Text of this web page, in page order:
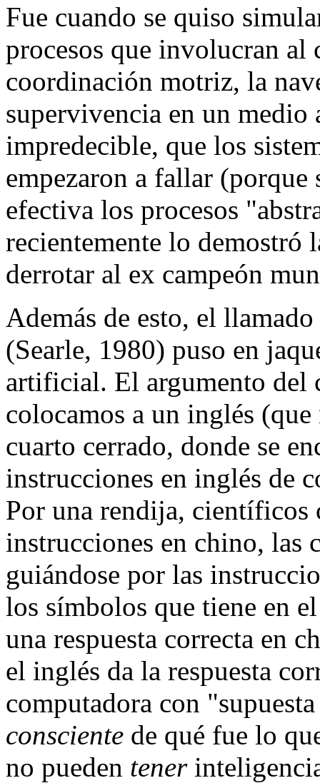
Fue cuando se quiso
procesos que involucran al
coordinación motriz, la
supervivencia en un medio
impredecible, que los
empezaron a fallar
efectiva los procesos
recientemente lo demostró
derrotar al ex campeón
Además de esto, el
(Searle, 1980) puso en
artificial. El argumento del
colocamos a un inglés
cuarto cerrado, donde se
instrucciones en inglés de
Por una rendija, científicos
instrucciones en chino, las
guiándose por las
los símbolos que tiene en
una respuesta correcta en
el inglés da la respuesta
computadora con
consciente de qué fue lo
no pueden tener